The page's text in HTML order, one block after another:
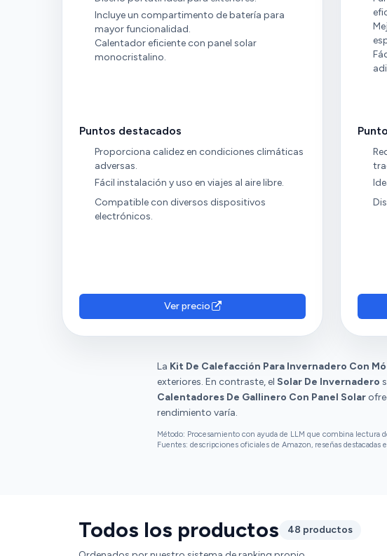
Incluye un compartimento de batería para
mayor funcionalidad.
Calentador eficiente con panel solar
monocristalino.
Puntos destacados
Proporciona calidez en condiciones climáticas
adversas.
Fácil instalación y uso en viajes al aire libre.
Compatible con diversos dispositivos
electrónicos.
Ver precio
La Kit De Calefacción Para Invernadero Con
exteriores. En contraste, el Solar De Invernadero
Calentadores De Gallinero Con Panel Solar
rendimiento varía.
Método: Procesamiento con ayuda de LLM que combina lectura
Fuentes: descripciones oficiales de Amazon, reseñas
Todos los productos 48 productos